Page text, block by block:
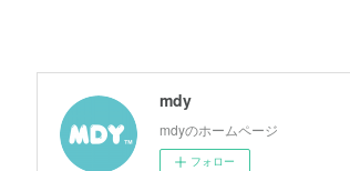
mdy
mdyのホームページ
フォロー